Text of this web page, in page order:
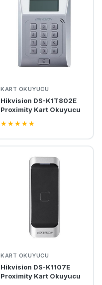
KART OKUYUCU
Hikvision DS-K1T802E
Proximity Kart Okuyucu
★★★★★
KART OKUYUCU
Hikvision DS-K1107E
Proximity Kart Okuyucu